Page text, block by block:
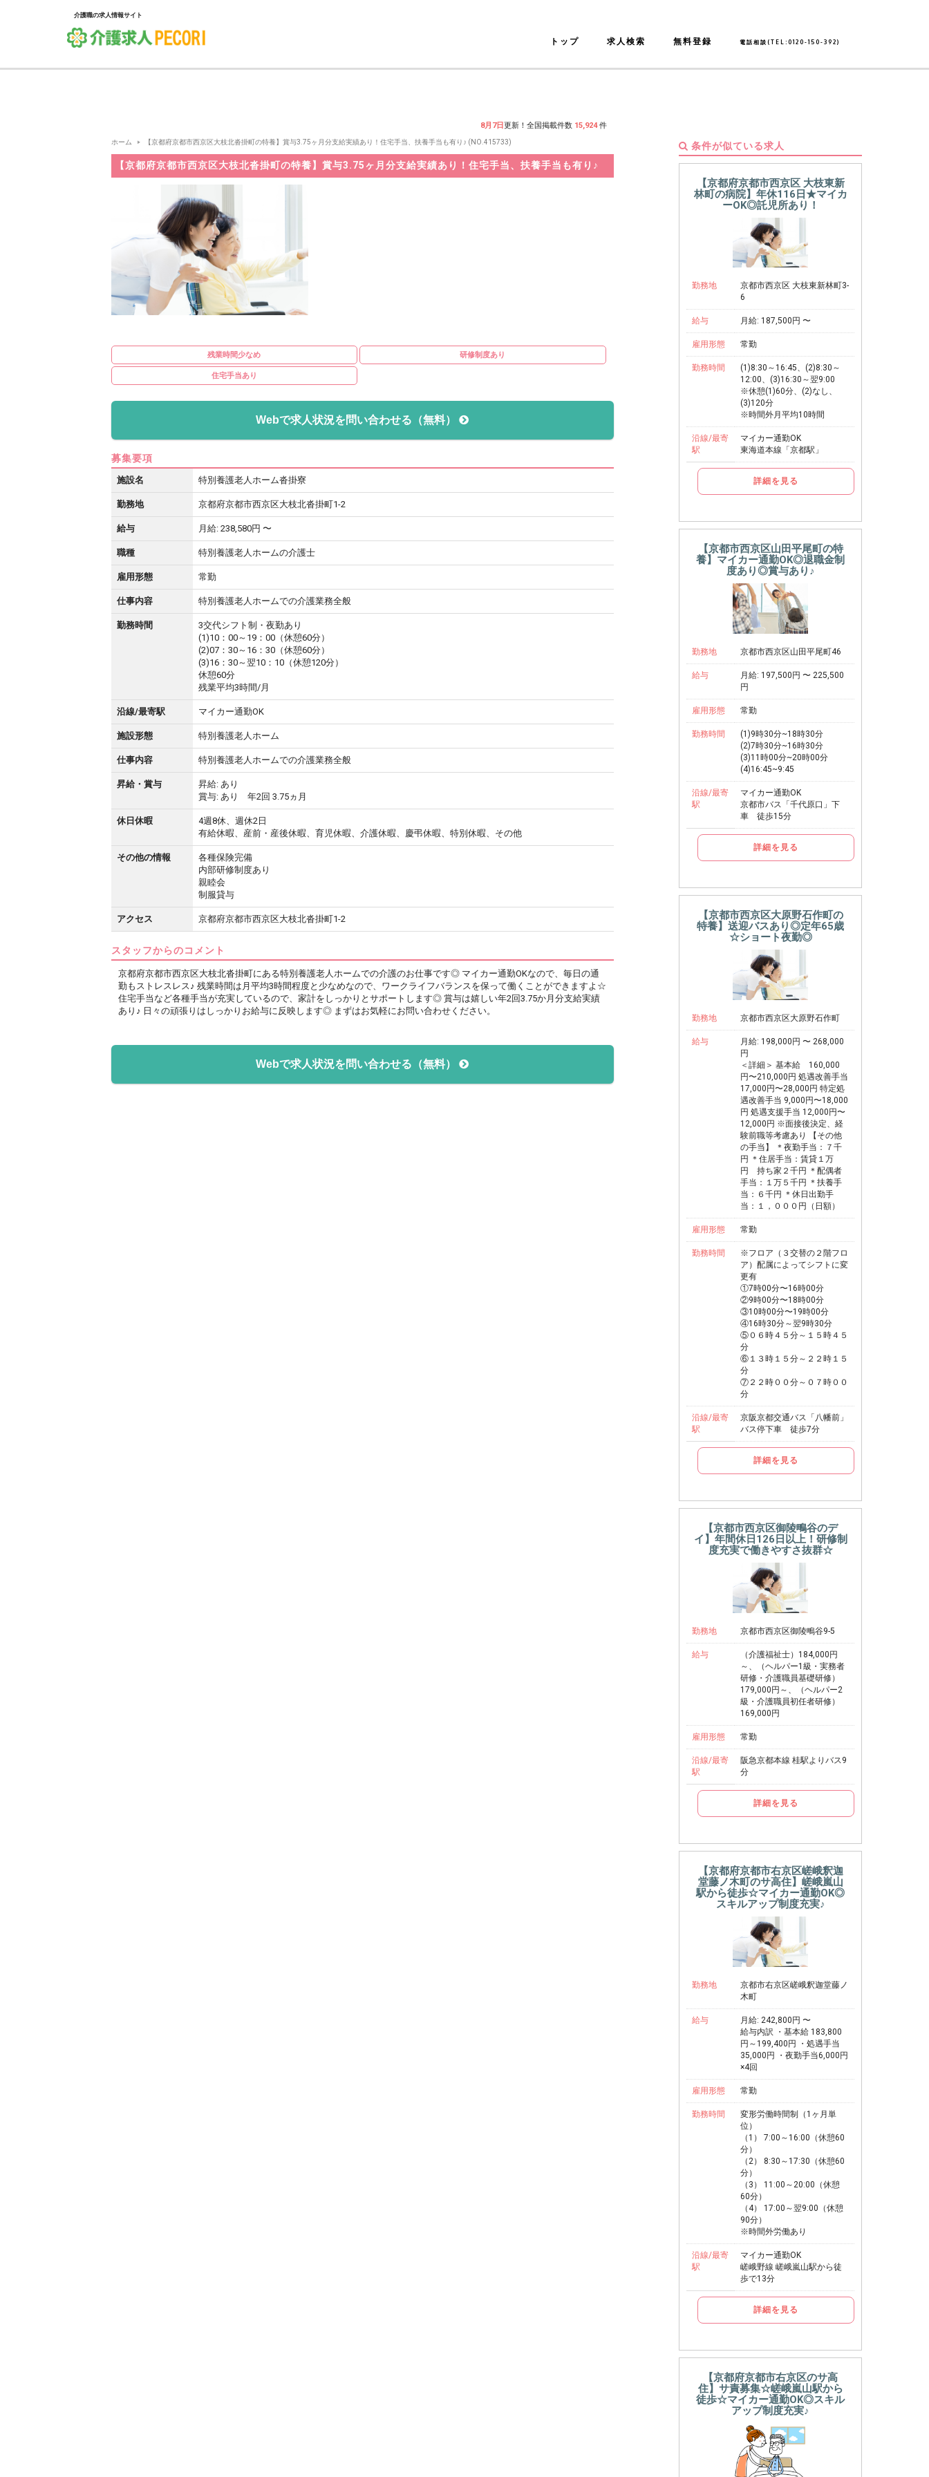
介護職の求人情報サイト
トップ 求人検索 無料登録 電話相談(TEL:0120-150-392)
8月7日更新！全国掲載件数 15,924件
ホーム 【京都府京都市西京区大枝北沓掛町の特養】賞与3.75ヶ月分支給実績あり！住宅手当、扶養手当も有り♪ (NO.415733)
【京都府京都市西京区大枝北沓掛町の特養】賞与3.75ヶ月分支給実績あり！住宅手当、扶養手当も有り♪
残業時間少なめ 研修制度あり
住宅手当あり
Webで求人状況を問い合わせる（無料）
募集要項
施設名 特別養護老人ホーム沓掛寮
勤務地 京都府京都市西京区大枝北沓掛町1-2
給与 月給: 238,580円 〜
職種 特別養護老人ホームの介護士
雇用形態 常勤
仕事内容 特別養護老人ホームでの介護業務全般
勤務時間
3交代シフト制・夜勤あり
(1)10：00～19：00（休憩60分）
(2)07：30～16：30（休憩60分）
(3)16：30～翌10：10（休憩120分）
休憩60分
残業平均3時間/月
沿線/最寄駅 マイカー通勤OK
施設形態 特別養護老人ホーム
仕事内容 特別養護老人ホームでの介護業務全般
昇給・賞与
昇給: あり
賞与: あり 年2回 3.75ヵ月
休日休暇
4週8休、週休2日
有給休暇、産前・産後休暇、育児休暇、介護休暇、慶弔休暇、特別休暇、その他
その他の情報
各種保険完備
内部研修制度あり
親睦会
制服貸与
アクセス 京都府京都市西京区大枝北沓掛町1-2
スタッフからのコメント
京都府京都市西京区大枝北沓掛町にある特別養護老人ホームでの介護のお仕事です◎ マイカー通勤OKなので、毎日の通
勤もストレスレス♪ 残業時間は月平均3時間程度と少なめなので、ワークライフバランスを保って働くことができますよ☆
住宅手当など各種手当が充実しているので、家計をしっかりとサポートします◎ 賞与は嬉しい年2回3.75か月分支給実績
あり♪ 日々の頑張りはしっかりお給与に反映します◎ まずはお気軽にお問い合わせください。
Webで求人状況を問い合わせる（無料）
条件が似ている求人
【京都府京都市西京区 大枝東新
林町の病院】年休116日★マイカ
ーOK◎託児所あり！
勤務地
京都市西京区 大枝東新林町3-
6
給与 月給: 187,500円 〜
雇用形態 常勤
勤務時間
(1)8:30～16:45、(2)8:30～
12:00、(3)16:30～翌9:00
※休憩(1)60分、(2)なし、
(3)120分
※時間外月平均10時間
沿線/最寄
駅
マイカー通勤OK
東海道本線「京都駅」
詳細を見る
【京都市西京区山田平尾町の特
養】マイカー通勤OK◎退職金制
度あり◎賞与あり♪
勤務地 京都市西京区山田平尾町46
給与
月給: 197,500円 〜 225,500
円
雇用形態 常勤
勤務時間
(1)9時30分~18時30分
(2)7時30分~16時30分
(3)11時00分~20時00分
(4)16:45~9:45
沿線/最寄
駅
マイカー通勤OK
京都市バス「千代原口」下
車 徒歩15分
詳細を見る
【京都市西京区大原野石作町の
特養】送迎バスあり◎定年65歳
☆ショート夜勤◎
勤務地 京都市西京区大原野石作町
給与
月給: 198,000円 〜 268,000
円
＜詳細＞ 基本給 160,000
円〜210,000円 処遇改善手当
17,000円〜28,000円 特定処
遇改善手当 9,000円〜18,000
円 処遇支援手当 12,000円〜
12,000円 ※面接後決定、経
験前職等考慮あり 【その他
の手当】 ＊夜勤手当：７千
円 ＊住居手当：賃貸１万
円 持ち家２千円 ＊配偶者
手当：１万５千円 ＊扶養手
当：６千円 ＊休日出勤手
当：１，０００円（日額）
雇用形態 常勤
勤務時間
※フロア（３交替の２階フロ
ア）配属によってシフトに変
更有
①7時00分〜16時00分
②9時00分〜18時00分
③10時00分〜19時00分
④16時30分～翌9時30分
⑤０６時４５分～１５時４５
分
⑥１３時１５分～２２時１５
分
⑦２２時００分～０７時００
分
沿線/最寄
駅
京阪京都交通バス「八幡前」
バス停下車 徒歩7分
詳細を見る
【京都市西京区御陵鴫谷のデ
イ】年間休日126日以上！研修制
度充実で働きやすさ抜群☆
勤務地 京都市西京区御陵鴫谷9-5
給与
（介護福祉士）184,000円
～、（ヘルパー1級・実務者
研修・介護職員基礎研修）
179,000円～、（ヘルパー2
級・介護職員初任者研修）
169,000円
雇用形態 常勤
沿線/最寄
駅
阪急京都本線 桂駅よりバス9
分
詳細を見る
【京都府京都市右京区嵯峨釈迦
堂藤ノ木町のサ高住】嵯峨嵐山
駅から徒歩☆マイカー通勤OK◎
スキルアップ制度充実♪
勤務地
京都市右京区嵯峨釈迦堂藤ノ
木町
給与
月給: 242,800円 〜
給与内訳 ・基本給 183,800
円～199,400円 ・処遇手当
35,000円 ・夜勤手当6,000円
×4回
雇用形態 常勤
勤務時間
変形労働時間制（1ヶ月単
位）
（1） 7:00～16:00（休憩60
分）
（2） 8:30～17:30（休憩60
分）
（3） 11:00～20:00（休憩
60分）
（4） 17:00～翌9:00（休憩
90分）
※時間外労働あり
沿線/最寄
駅
マイカー通勤OK
嵯峨野線 嵯峨嵐山駅から徒
歩で13分
詳細を見る
【京都府京都市右京区のサ高
住】サ責募集☆嵯峨嵐山駅から
徒歩☆マイカー通勤OK◎スキル
アップ制度充実♪